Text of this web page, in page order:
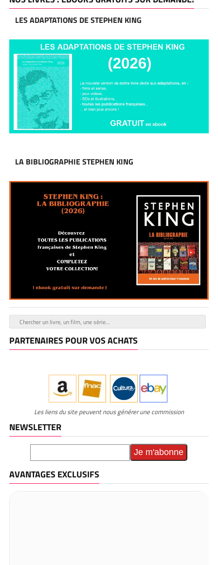
LES ADAPTATIONS DE STEPHEN KING
LA BIBLIOGRAPHIE STEPHEN KING
PARTENAIRES POUR VOS ACHATS
Les liens du site peuvent nous générer une commission
NEWSLETTER
AVANTAGES EXCLUSIFS